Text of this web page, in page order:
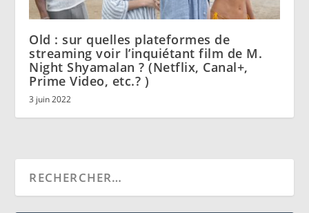
Old : sur quelles plateformes de
streaming voir l’inquiétant film de M.
Night Shyamalan ? (Netflix, Canal+,
Prime Video, etc.? )
3 juin 2022